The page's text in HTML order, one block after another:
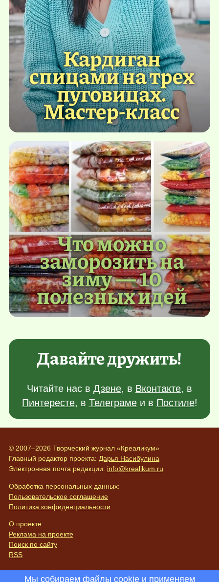
Кардиган
спицами на трех
пуговицах.
Мастер-класс
Что можно
заморозить на
зиму — 10
полезных идей
Давайте дружить!
Читайте нас в Дзене, в Вконтакте, в
Пинтересте, в Телеграмеи в Постиле!
© 2007–2026 Творческий журнал «Креаликум»
Главный редактор проекта: Дарья Насибулина
Электронная почта редакции: info@krealikum.ru
Обработка персональных данных:
Пользовательское соглашение
Политика конфиденциальности
О проекте
Реклама на проекте
Поиск по сайту
RSS
Мы собираем файлы cookie и применяем